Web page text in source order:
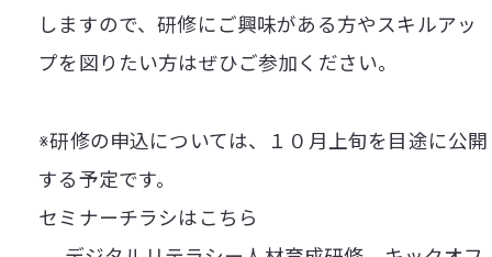
しますので、研修にご興味がある方やスキルアッ
プを図りたい方はぜひご参加ください。
※研修の申込については、１０月上旬を目途に公開
する予定です。
セミナーチラシはこちら